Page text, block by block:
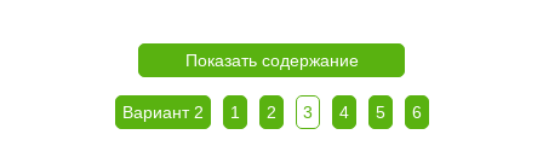
Показать содержание
Вариант 2 1 2 3 4 5 6